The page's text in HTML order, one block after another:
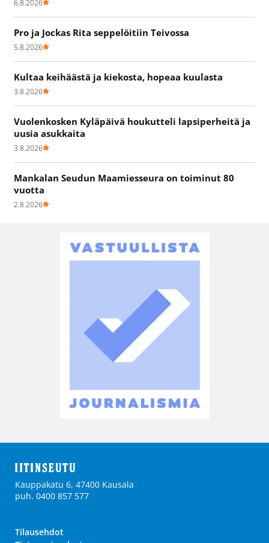
6.8.2026
Pro ja Jockas Rita seppelöitiin Teivossa
5.8.2026
Kultaa keihäästä ja kiekosta, hopeaa kuulasta
3.8.2026
Vuolenkosken Kyläpäivä houkutteli lapsiperheitä ja
uusia asukkaita
3.8.2026
Mankalan Seudun Maamiesseura on toiminut 80
vuotta
2.8.2026
Kauppakatu 6, 47400 Kausala
puh. 0400 857 577
Tilausehdot